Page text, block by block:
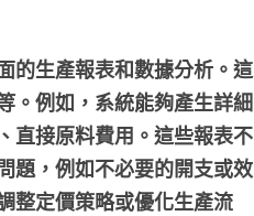
的生產報表和數據分析。這
。例如，系統能夠產生詳細
直接原料費用。這些報表不
題，例如不必要的開支或效
整定價策略或優化生產流